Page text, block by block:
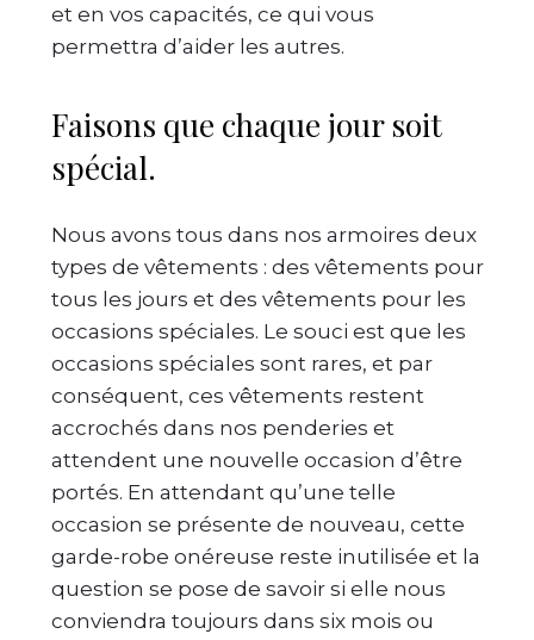
et en vos capacités, ce qui vous
permettra d’aider les autres.
Faisons que chaque jour soit
spécial.
Nous avons tous dans nos armoires deux
types de vêtements : des vêtements pour
tous les jours et des vêtements pour les
occasions spéciales. Le souci est que les
occasions spéciales sont rares, et par
conséquent, ces vêtements restent
accrochés dans nos penderies et
attendent une nouvelle occasion d’être
portés. En attendant qu’une telle
occasion se présente de nouveau, cette
garde-robe onéreuse reste inutilisée et la
question se pose de savoir si elle nous
conviendra toujours dans six mois ou